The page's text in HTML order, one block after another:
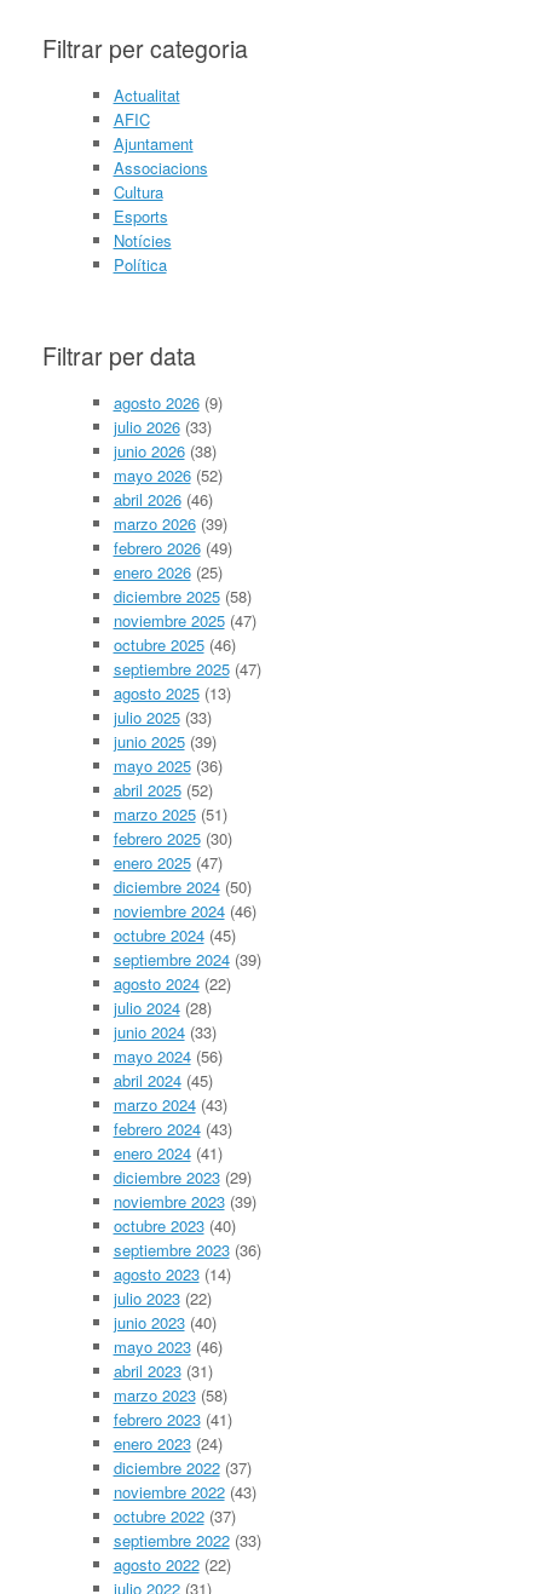
Filtrar per categoria
Actualitat
AFIC
Ajuntament
Associacions
Cultura
Esports
Notícies
Política
Filtrar per data
agosto 2026(9)
julio 2026(33)
junio 2026(38)
mayo 2026(52)
abril 2026(46)
marzo 2026(39)
febrero 2026(49)
enero 2026(25)
diciembre 2025(58)
noviembre 2025(47)
octubre 2025(46)
septiembre 2025(47)
agosto 2025(13)
julio 2025(33)
junio 2025(39)
mayo 2025(36)
abril 2025(52)
marzo 2025(51)
febrero 2025(30)
enero 2025(47)
diciembre 2024(50)
noviembre 2024(46)
octubre 2024(45)
septiembre 2024(39)
agosto 2024(22)
julio 2024(28)
junio 2024(33)
mayo 2024(56)
abril 2024(45)
marzo 2024(43)
febrero 2024(43)
enero 2024(41)
diciembre 2023(29)
noviembre 2023(39)
octubre 2023(40)
septiembre 2023(36)
agosto 2023(14)
julio 2023(22)
junio 2023(40)
mayo 2023(46)
abril 2023(31)
marzo 2023(58)
febrero 2023(41)
enero 2023(24)
diciembre 2022(37)
noviembre 2022(43)
octubre 2022(37)
septiembre 2022(33)
agosto 2022(22)
julio 2022(31)